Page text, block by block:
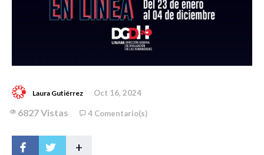
Laura Gutiérrez Oct 16, 2024
6827 Vistas 4 Comentario(s)
+